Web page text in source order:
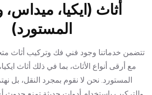
أثاث (ايكيا، ميداس،
المستورد)
تتضمن خدماتنا وجود فني فك وتركيب أثاث
مع أرقى أنواع الأثاث، بما في ذلك أثاث
المستورد. نحن لا نقوم بمجرد النقل، بل